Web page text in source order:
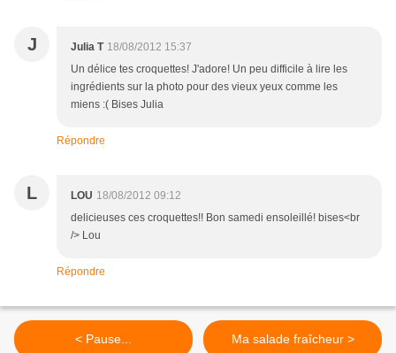
J Julia T 18/08/2012 15:37
Un délice tes croquettes! J'adore! Un peu difficile à lire les
ingrédients sur la photo pour des vieux yeux comme les
miens :( Bises Julia
Répondre
L LOU 18/08/2012 09:12
delicieuses ces croquettes!! Bon samedi ensoleillé! bises<br
/> Lou
Répondre
< Pause... Ma salade fraîcheur >